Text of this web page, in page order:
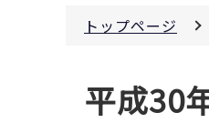
トップページ
平成30